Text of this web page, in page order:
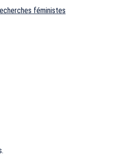
féministes